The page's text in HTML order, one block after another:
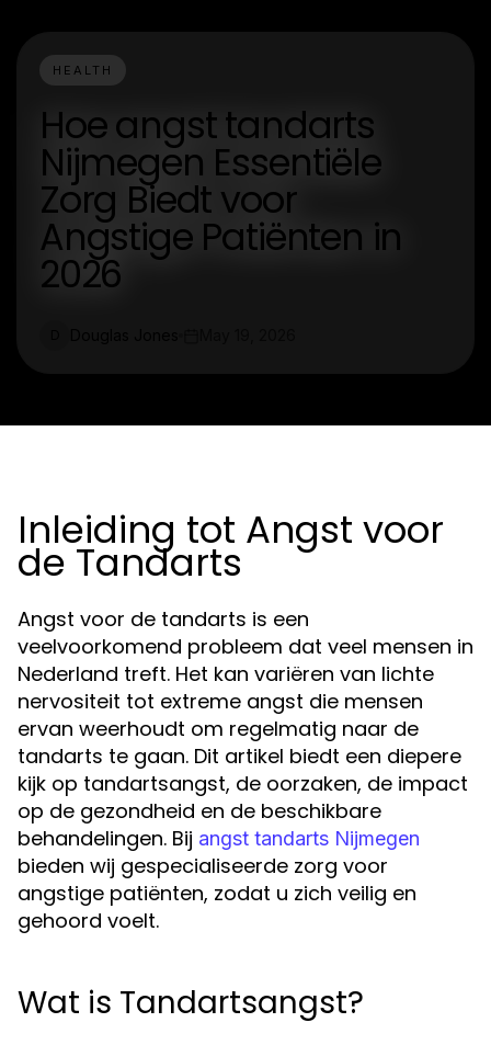
HEALTH
Hoe angst tandarts
Nijmegen Essentiële
Zorg Biedt voor
Angstige Patiënten in
2026
Inleiding tot Angst voor
de Tandarts
Angst voor de tandarts is een
veelvoorkomend probleem dat veel mensen in
Nederland treft. Het kan variëren van lichte
nervositeit tot extreme angst die mensen
ervan weerhoudt om regelmatig naar de
tandarts te gaan. Dit artikel biedt een diepere
kijk op tandartsangst, de oorzaken, de impact
op de gezondheid en de beschikbare
behandelingen. Bij angst tandarts Nijmegen
bieden wij gespecialiseerde zorg voor
angstige patiënten, zodat u zich veilig en
gehoord voelt.
Wat is Tandartsangst?